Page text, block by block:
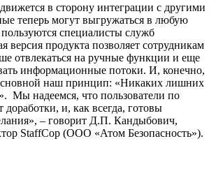
в сторону интеграции с другими
теперь могут выгружаться в любую
специалисты служб
версия продукта позволяет сотрудникам
отвлекаться на ручные функции и еще
информационные потоки. И, конечно,
наш принцип: «Никаких лишних
Мы надеемся, что пользователи по
доработки, и, как всегда, готовы
– говорит Д.П. Кандыбович,
StaffCop (ООО «Атом Безопасность»).